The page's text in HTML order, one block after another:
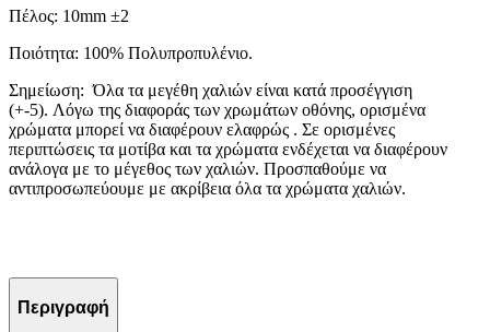
Πέλος: 10mm ±2
Ποιότητα: 100% Πολυπροπυλένιο.
Σημείωση: Όλα τα μεγέθη χαλιών είναι κατά προσέγγιση
(+-5). Λόγω της διαφοράς των χρωμάτων οθόνης, ορισμένα
χρώματα μπορεί να διαφέρουν ελαφρώς . Σε ορισμένες
περιπτώσεις τα μοτίβα και τα χρώματα ενδέχεται να διαφέρουν
ανάλογα με το μέγεθος των χαλιών. Προσπαθούμε να
αντιπροσωπεύουμε με ακρίβεια όλα τα χρώματα χαλιών.
Περιγραφή